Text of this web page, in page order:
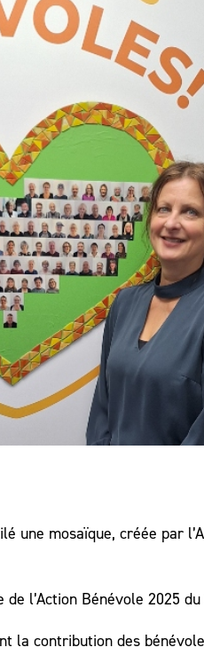
une mosaïque, créée par
l’Action Bénévole 2025
la contribution des